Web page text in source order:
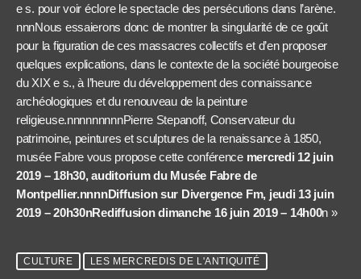
e s. pour voir éclore le spectacle des persécutions dans l’arène.
nnnNous essaierons donc de montrer la singularité de ce goût
pour la figuration de ces massacres collectifs et d’en proposer
quelques explications, dans le contexte de la société bourgeoise
du XIX e s., à l’heure du développement des connaissance
archéologiques et du renouveau de la peinture
religieuse.nnnnnnnnnPierre Stepanoff, Conservateur du
patrimoine, peintures et sculptures de la renaissance à 1850,
musée Fabre vous propose cette conférence mercredi 12 juin
2019 – 18h30, auditorium du Musée Fabre de
Montpellier.nnnnDiffusion sur Divergence Fm, jeudi 13 juin
2019 – 20h30nRediffusion dimanche 16 juin 2019 – 14h00n »
CULTURE LES MERCREDIS DE L'ANTIQUITÉ